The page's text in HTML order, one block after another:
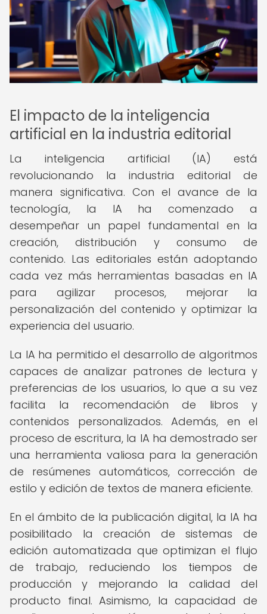
El impacto de la inteligencia
artificial en la industria editorial
La inteligencia artificial (IA) está
revolucionando la industria editorial de
manera significativa. Con el avance de la
tecnología, la IA ha comenzado a
desempeñar un papel fundamental en la
creación, distribución y consumo de
contenido. Las editoriales están adoptando
cada vez más herramientas basadas en IA
para agilizar procesos, mejorar la
personalización del contenido y optimizar la
experiencia del usuario.
La IA ha permitido el desarrollo de algoritmos
capaces de analizar patrones de lectura y
preferencias de los usuarios, lo que a su vez
facilita la recomendación de libros y
contenidos personalizados. Además, en el
proceso de escritura, la IA ha demostrado ser
una herramienta valiosa para la generación
de resúmenes automáticos, corrección de
estilo y edición de textos de manera eficiente.
En el ámbito de la publicación digital, la IA ha
posibilitado la creación de sistemas de
edición automatizada que optimizan el flujo
de trabajo, reduciendo los tiempos de
producción y mejorando la calidad del
producto final. Asimismo, la capacidad de